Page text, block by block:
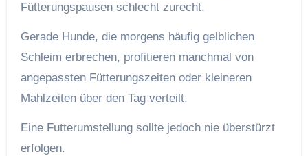
Fütterungspausen schlecht zurecht.
Gerade Hunde, die morgens häufig gelblichen
Schleim erbrechen, profitieren manchmal von
angepassten Fütterungszeiten oder kleineren
Mahlzeiten über den Tag verteilt.
Eine Futterumstellung sollte jedoch nie überstürzt
erfolgen.